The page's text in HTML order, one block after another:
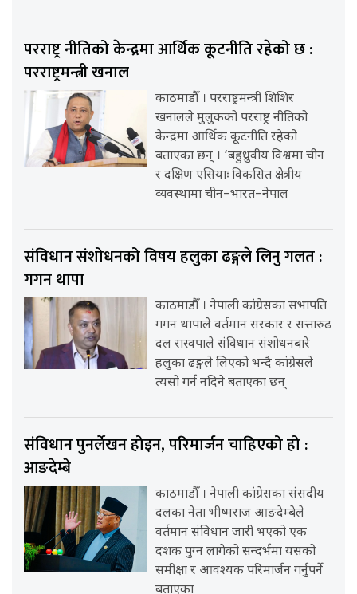
परराष्ट्र नीतिको केन्द्रमा आर्थिक कूटनीति रहेको छ :
परराष्ट्रमन्त्री खनाल
काठमाडौँ । परराष्ट्रमन्त्री शिशिर
खनालले मुलुकको परराष्ट्र नीतिको
केन्द्रमा आर्थिक कूटनीति रहेको
बताएका छन् । ‘बहुध्रुवीय विश्वमा चीन
र दक्षिण एसियाः विकसित क्षेत्रीय
व्यवस्थामा चीन–भारत–नेपाल
संविधान संशोधनको विषय हलुका ढङ्गले लिनु गलत :
गगन थापा
काठमाडौँ । नेपाली कांग्रेसका सभापति
गगन थापाले वर्तमान सरकार र सत्तारुढ
दल रास्वपाले संविधान संशोधनबारे
हलुका ढङ्गले लिएको भन्दै कांग्रेसले
त्यसो गर्न नदिने बताएका छन्
संविधान पुनर्लेखन होइन, परिमार्जन चाहिएको हो :
आङदेम्बे
काठमाडौँ । नेपाली कांग्रेसका संसदीय
दलका नेता भीष्मराज आङदेम्बेले
वर्तमान संविधान जारी भएको एक
दशक पुग्न लागेको सन्दर्भमा यसको
समीक्षा र आवश्यक परिमार्जन गर्नुपर्ने
बताएका